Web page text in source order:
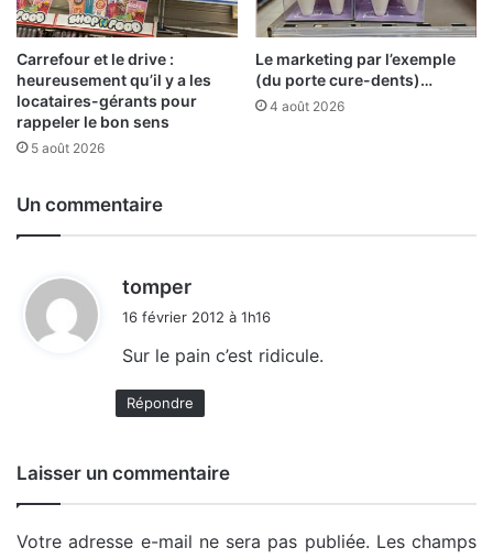
Carrefour et le drive :
heureusement qu’il y a les
locataires-gérants pour
rappeler le bon sens
5 août 2026
Le marketing par l’exemple
(du porte cure-dents)…
4 août 2026
Un commentaire
tomper
16 février 2012 à 1h16
Sur le pain c’est ridicule.
Répondre
Laisser un commentaire
Votre adresse e-mail ne sera pas publiée. Les champs